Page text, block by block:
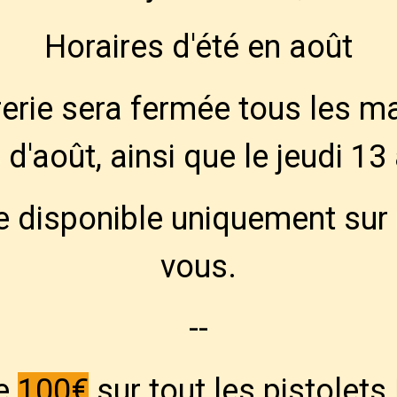
de paiement :Bancontact -- Visa -- Mastercard
à la Défence Active des Amateurs d'Armes
& documents
Clubs de Tir et
Catalogue par type
Remington
Horaires d'été en août
sera fermée tous les
ainsi que le jeudi 13
disponible uniquement sur
vous.
--